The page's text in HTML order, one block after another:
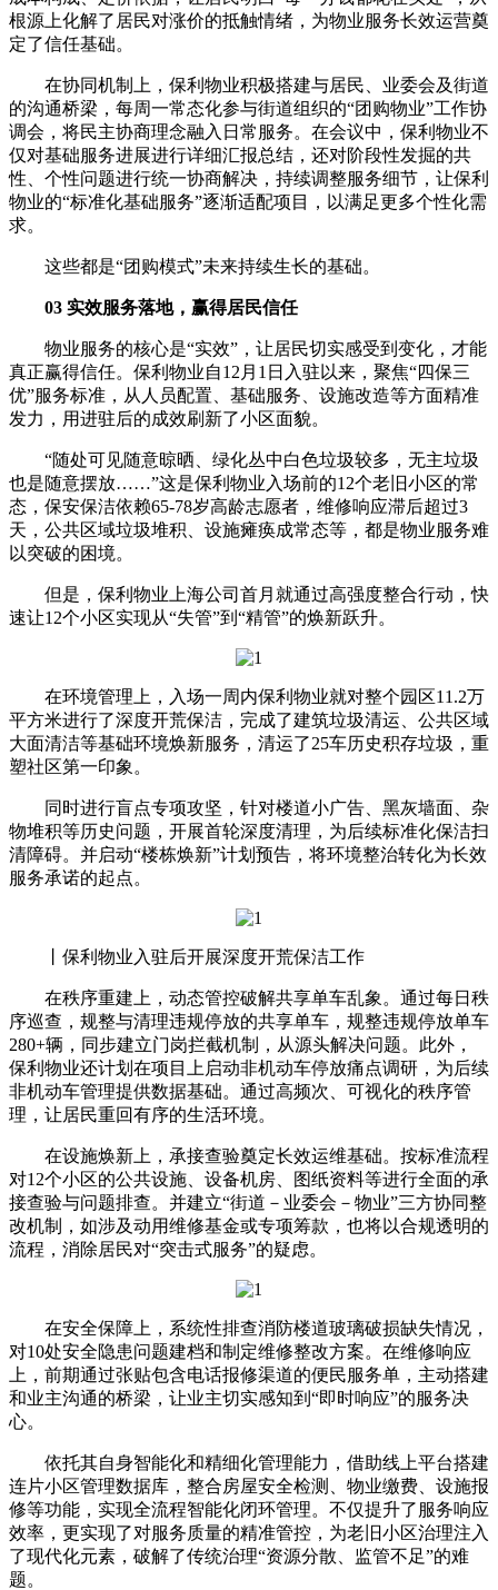
根源上化解了居民对涨价的抵触情绪，为物业服务长效运营奠
定了信任基础。
在协同机制上，保利物业积极搭建与居民、业委会及街道
的沟通桥梁，每周一常态化参与街道组织的“团购物业”工作协
调会，将民主协商理念融入日常服务。在会议中，保利物业不
仅对基础服务进展进行详细汇报总结，还对阶段性发掘的共
性、个性问题进行统一协商解决，持续调整服务细节，让保利
物业的“标准化基础服务”逐渐适配项目，以满足更多个性化需
求。
这些都是“团购模式”未来持续生长的基础。
03 实效服务落地，赢得居民信任
物业服务的核心是“实效”，让居民切实感受到变化，才能
真正赢得信任。保利物业自12月1日入驻以来，聚焦“四保三
优”服务标准，从人员配置、基础服务、设施改造等方面精准
发力，用进驻后的成效刷新了小区面貌。
“随处可见随意晾晒、绿化丛中白色垃圾较多，无主垃圾
也是随意摆放……”这是保利物业入场前的12个老旧小区的常
态，保安保洁依赖65-78岁高龄志愿者，维修响应滞后超过3
天，公共区域垃圾堆积、设施瘫痪成常态等，都是物业服务难
以突破的困境。
但是，保利物业上海公司首月就通过高强度整合行动，快
速让12个小区实现从“失管”到“精管”的焕新跃升。
在环境管理上，入场一周内保利物业就对整个园区11.2万
平方米进行了深度开荒保洁，完成了建筑垃圾清运、公共区域
大面清洁等基础环境焕新服务，清运了25车历史积存垃圾，重
塑社区第一印象。
同时进行盲点专项攻坚，针对楼道小广告、黑灰墙面、杂
物堆积等历史问题，开展首轮深度清理，为后续标准化保洁扫
清障碍。并启动“楼栋焕新”计划预告，将环境整治转化为长效
服务承诺的起点。
丨保利物业入驻后开展深度开荒保洁工作
在秩序重建上，动态管控破解共享单车乱象。通过每日秩
序巡查，规整与清理违规停放的共享单车，规整违规停放单车
280+辆，同步建立门岗拦截机制，从源头解决问题。此外，
保利物业还计划在项目上启动非机动车停放痛点调研，为后续
非机动车管理提供数据基础。通过高频次、可视化的秩序管
理，让居民重回有序的生活环境。
在设施焕新上，承接查验奠定长效运维基础。按标准流程
对12个小区的公共设施、设备机房、图纸资料等进行全面的承
接查验与问题排查。并建立“街道－业委会－物业”三方协同整
改机制，如涉及动用维修基金或专项筹款，也将以合规透明的
流程，消除居民对“突击式服务”的疑虑。
在安全保障上，系统性排查消防楼道玻璃破损缺失情况，
对10处安全隐患问题建档和制定维修整改方案。在维修响应
上，前期通过张贴包含电话报修渠道的便民服务单，主动搭建
和业主沟通的桥梁，让业主切实感知到“即时响应”的服务决
心。
依托其自身智能化和精细化管理能力，借助线上平台搭建
连片小区管理数据库，整合房屋安全检测、物业缴费、设施报
修等功能，实现全流程智能化闭环管理。不仅提升了服务响应
效率，更实现了对服务质量的精准管控，为老旧小区治理注入
了现代化元素，破解了传统治理“资源分散、监管不足”的难
题。